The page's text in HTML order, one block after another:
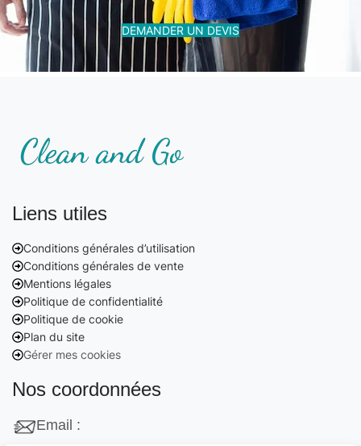
DEMANDER UN DEVIS
Liens utiles
Conditions générales d’utilisation
Conditions générales de vente
Mentions légales
Politique de confidentialité
Politique de cookie
Plan du site
Gérer mes cookies
Nos coordonnées
Email :